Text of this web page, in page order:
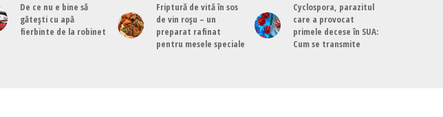
De ce nu e bine să
gătești cu apă
fierbinte de la robinet
Friptură de vită în sos
de vin roșu – un
preparat rafinat
pentru mesele speciale
Cyclospora, parazitul
care a provocat
primele decese în SUA:
Cum se transmite